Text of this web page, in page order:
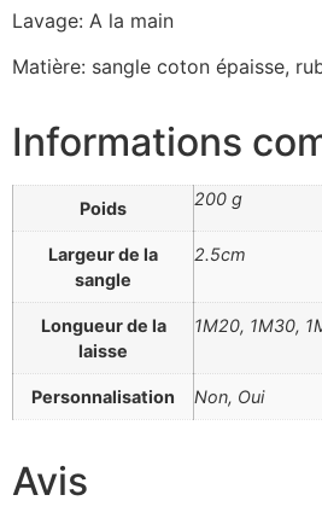
Lavage: A la main
Matière: sangle coton épaisse,
Informations
Poids 200 g
Largeur de la
sangle
2.5cm
Longueur de la
laisse
1M20, 1M30,
Personnalisation Non, Oui
Avis